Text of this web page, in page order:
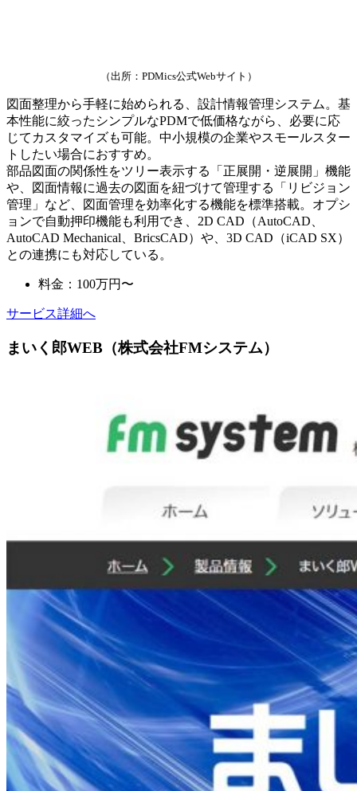
（出所：PDMics公式Webサイト）
図面整理から手軽に始められる、設計情報管理システム。基
本性能に絞ったシンプルなPDMで低価格ながら、必要に応
じてカスタマイズも可能。中小規模の企業やスモールスター
トしたい場合におすすめ。
部品図面の関係性をツリー表示する「正展開・逆展開」機能
や、図面情報に過去の図面を紐づけて管理する「リビジョン
管理」など、図面管理を効率化する機能を標準搭載。オプシ
ョンで自動押印機能も利用でき、2D CAD（AutoCAD、
AutoCAD Mechanical、BricsCAD）や、3D CAD（iCAD SX）
との連携にも対応している。
料金：100万円〜
サービス詳細へ
まいく郎WEB（株式会社FMシステム）